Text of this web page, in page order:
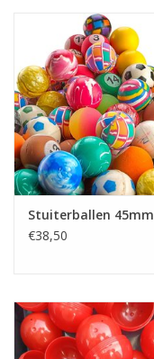
Stuiterballen 45mm
€38,50